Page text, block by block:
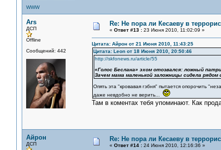
WWW
Ars
ДСП
Offline
Сообщений: 442
Re: Не пора ли Кесаеву в
« Ответ #13 :23 Июня 2010, 11:02:09 »
Цитата: Айрон от 21 Июня 2010, 11:43:25
Цитата: Leon от 18 Июня 2010, 20:50:46
http://skfonews.ru/article/55
«Голос Беслана» эхом отозвался: ложный
Зачем мама маленькой заложницы сидела рядом
Опять эта "кровавая гэбня" пытается опорочить
даже невдобно не верить...
Там в коментах тебя упоминают. Как
Айрон
ДСП
Re: Не пора ли Кесаеву в
« Ответ #14 :24 Июня 2010, 12:16:36 »